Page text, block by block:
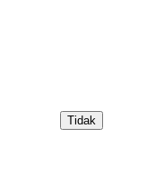
Tidak